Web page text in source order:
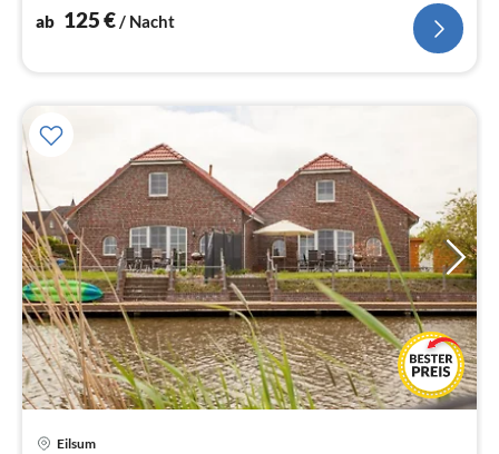
ab 125€/ Nacht
Eilsum